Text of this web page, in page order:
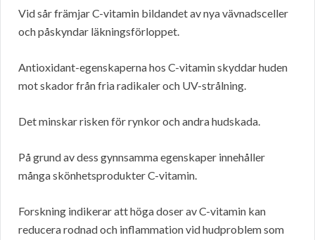
Vid sår främjar C-vitamin bildandet av nya vävnadsceller
och påskyndar läkningsförloppet.
Antioxidant-egenskaperna hos C-vitamin skyddar huden
mot skador från fria radikaler och UV-strålning.
Det minskar risken för rynkor och andra hudskada.
På grund av dess gynnsamma egenskaper innehåller
många skönhetsprodukter C-vitamin.
Forskning indikerar att höga doser av C-vitamin kan
reducera rodnad och inflammation vid hudproblem som